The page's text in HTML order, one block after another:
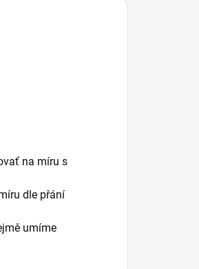
na míru s
dle přání
umíme